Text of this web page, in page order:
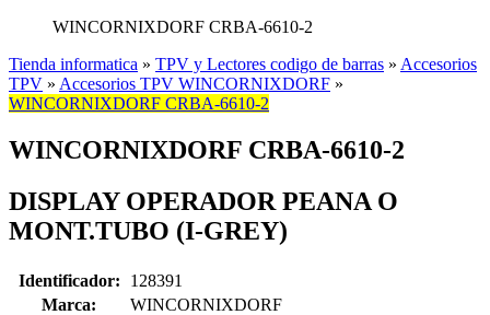
WINCORNIXDORF CRBA-6610-2
Tienda informatica » TPV y Lectores codigo de barras » Accesorios
TPV » Accesorios TPV WINCORNIXDORF »
WINCORNIXDORF CRBA-6610-2
WINCORNIXDORF CRBA-6610-2
DISPLAY OPERADOR PEANA O
MONT.TUBO (I-GREY)
Identificador:
128391
Marca:
WINCORNIXDORF